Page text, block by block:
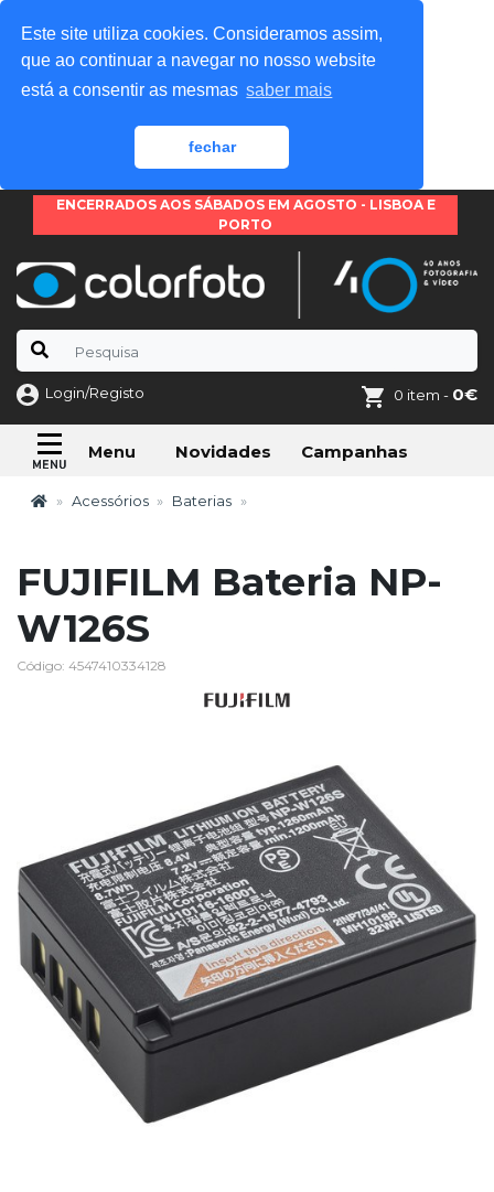
Este site utiliza cookies. Consideramos assim,
que ao continuar a navegar no nosso website
está a consentir as mesmas saber mais
fechar
ENCERRADOS AOS SÁBADOS EM AGOSTO - LISBOA E
PORTO
Login/Registo 0 item - 0€
Menu Novidades Campanhas
Acessórios Baterias
FUJIFILM Bateria NP-
W126S
Código: 4547410334128